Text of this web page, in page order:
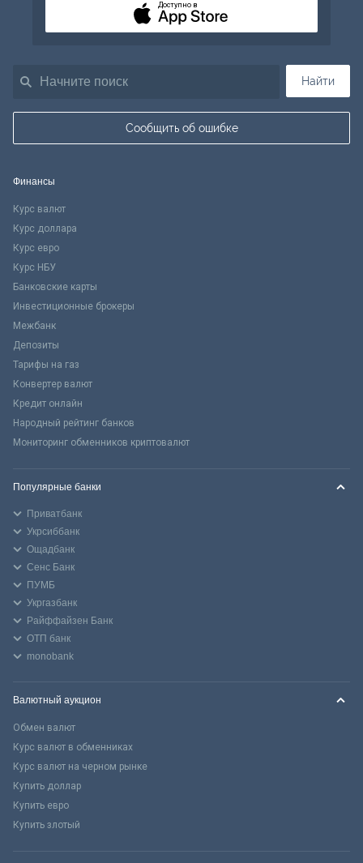
Найти
Сообщить об ошибке
Доступно в
Финансы
Курс валют
Курс доллара
Курс евро
Курс НБУ
Банковские карты
Инвестиционные брокеры
Межбанк
Депозиты
Тарифы на газ
Конвертер валют
Кредит онлайн
Народный рейтинг банков
Мониторинг обменников криптовалют
Популярные банки
Приватбанк
Укрсиббанк
Ощадбанк
Сенс Банк
ПУМБ
Укргазбанк
Райффайзен Банк
ОТП банк
monobank
Валютный аукцион
Обмен валют
Курс валют в обменниках
Курс валют на черном рынке
Купить доллар
Купить евро
Купить злотый